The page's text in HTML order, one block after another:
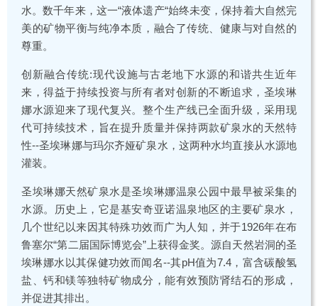
水。数千年来，这一“液体遗产“始终未变，保持着大自然完
美的矿物平衡与纯净本质，融合了传统、健康与对自然的
尊重。
创新融合传统:现代设施与古老地下水源的和谐共生近年
来，得益于持续投资与所有者对创新的不断追求，圣埃琳
娜水源迎来了现代复兴。整个生产线已全面升级，采用现
代可持续技术，旨在提升质量并保持两款矿泉水的天然特
性--圣埃琳娜与玛尔齐娅矿泉水，这两种水均直接从水源地
灌装。
圣埃琳娜天然矿泉水是圣埃琳娜温泉公园中最早被采集的
水源。历史上，它是基安奇亚诺温泉地区的主要矿泉水，
几个世纪以来因其特殊功效而广为人知，并于1926年在布
鲁塞尔“第二届国际博览会”上获得金奖。源自天然岩洞的圣
埃琳娜水以其保健功效而闻名--其pH值为7.4，富含碳酸氢
盐、钙和镁等独特矿物成分，能有效预防肾结石的形成，
并促进其排出。